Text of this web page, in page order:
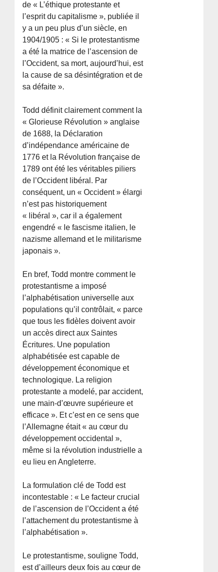
de « L’éthique protestante et
l’esprit du capitalisme », publiée il
y a un peu plus d’un siècle, en
1904/1905 : « Si le protestantisme
a été la matrice de l’ascension de
l’Occident, sa mort, aujourd’hui, est
la cause de sa désintégration et de
sa défaite ».
Todd définit clairement comment la
« Glorieuse Révolution » anglaise
de 1688, la Déclaration
d’indépendance américaine de
1776 et la Révolution française de
1789 ont été les véritables piliers
de l’Occident libéral. Par
conséquent, un « Occident » élargi
n’est pas historiquement
« libéral », car il a également
engendré « le fascisme italien, le
nazisme allemand et le militarisme
japonais ».
En bref, Todd montre comment le
protestantisme a imposé
l’alphabétisation universelle aux
populations qu’il contrôlait, « parce
que tous les fidèles doivent avoir
un accès direct aux Saintes
Écritures. Une population
alphabétisée est capable de
développement économique et
technologique. La religion
protestante a modelé, par accident,
une main-d’œuvre supérieure et
efficace ». Et c’est en ce sens que
l’Allemagne était « au cœur du
développement occidental »,
même si la révolution industrielle a
eu lieu en Angleterre.
La formulation clé de Todd est
incontestable : « Le facteur crucial
de l’ascension de l’Occident a été
l’attachement du protestantisme à
l’alphabétisation ».
Le protestantisme, souligne Todd,
est d’ailleurs deux fois au cœur de